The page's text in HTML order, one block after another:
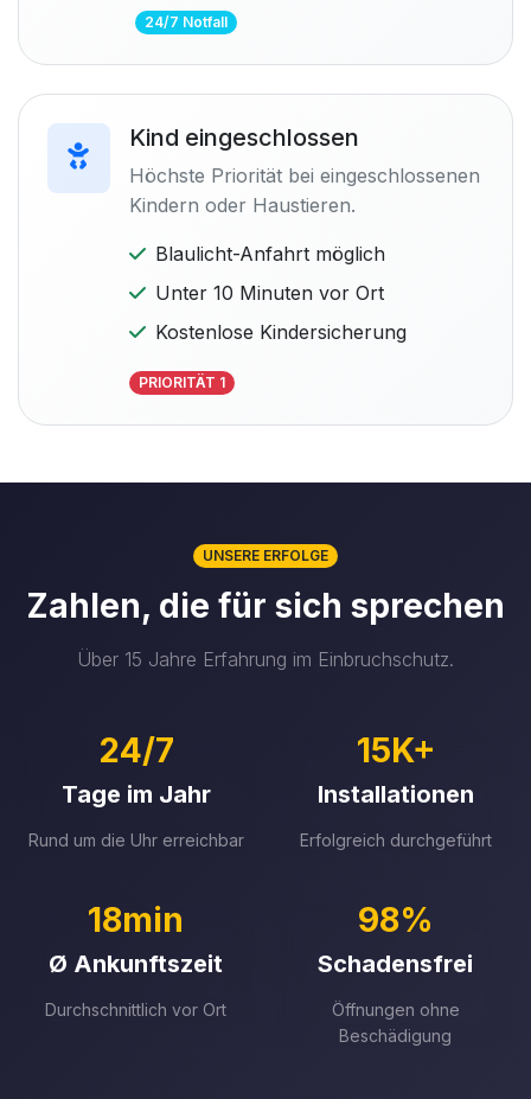
24/7 Notfall
Kind eingeschlossen
Höchste Priorität bei eingeschlossenen
Kindern oder Haustieren.
Blaulicht-Anfahrt möglich
Unter 10 Minuten vor Ort
Kostenlose Kindersicherung
PRIORITÄT 1
UNSERE ERFOLGE
Zahlen, die für sich sprechen
Über 15 Jahre Erfahrung im Einbruchschutz.
24/7
Tage im Jahr
Rund um die Uhr erreichbar
15K+
Installationen
Erfolgreich durchgeführt
18min
Ø Ankunftszeit
Durchschnittlich vor Ort
98%
Schadensfrei
Öffnungen ohne
Beschädigung